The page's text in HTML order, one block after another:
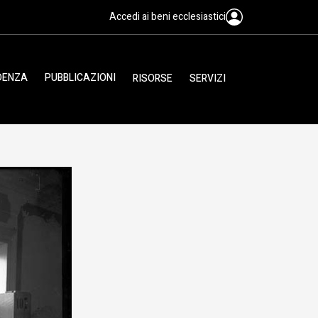
Accedi ai beni ecclesiastici
PUBBLICAZIONI RISORSE SERVIZI